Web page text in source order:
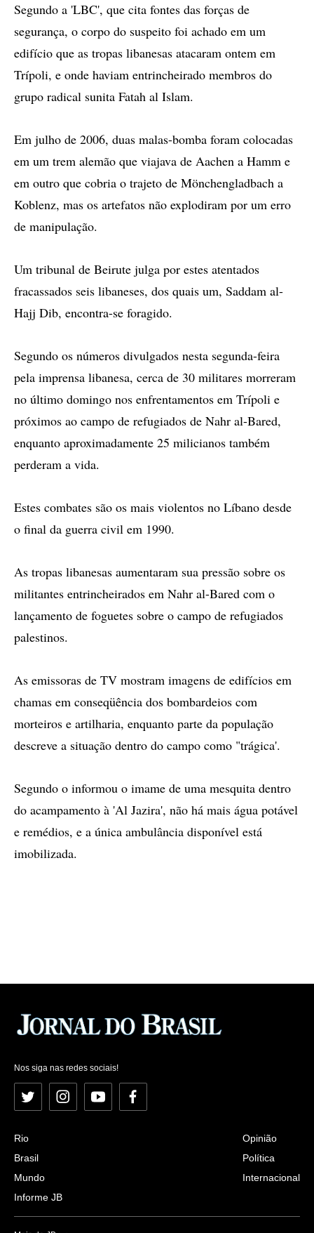
Segundo a 'LBC', que cita fontes das forças de
segurança, o corpo do suspeito foi achado em um
edifício que as tropas libanesas atacaram ontem em
Trípoli, e onde haviam entrincheirado membros do
grupo radical sunita Fatah al Islam.
Em julho de 2006, duas malas-bomba foram colocadas
em um trem alemão que viajava de Aachen a Hamm e
em outro que cobria o trajeto de Mönchengladbach a
Koblenz, mas os artefatos não explodiram por um erro
de manipulação.
Um tribunal de Beirute julga por estes atentados
fracassados seis libaneses, dos quais um, Saddam al-
Hajj Dib, encontra-se foragido.
Segundo os números divulgados nesta segunda-feira
pela imprensa libanesa, cerca de 30 militares morreram
no último domingo nos enfrentamentos em Trípoli e
próximos ao campo de refugiados de Nahr al-Bared,
enquanto aproximadamente 25 milicianos também
perderam a vida.
Estes combates são os mais violentos no Líbano desde
o final da guerra civil em 1990.
As tropas libanesas aumentaram sua pressão sobre os
militantes entrincheirados em Nahr al-Bared com o
lançamento de foguetes sobre o campo de refugiados
palestinos.
As emissoras de TV mostram imagens de edifícios em
chamas em conseqüência dos bombardeios com
morteiros e artilharia, enquanto parte da população
descreve a situação dentro do campo como "trágica'.
Segundo o informou o imame de uma mesquita dentro
do acampamento à 'Al Jazira', não há mais água potável
e remédios, e a única ambulância disponível está
imobilizada.
Nos siga nas redes sociais!
Twitter InstagramYouTubeFacebook
Rio
Brasil
Mundo
Informe JB
Opinião
Política
Internacional